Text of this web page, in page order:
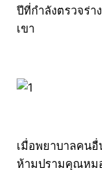
ปีที่กำลังตรวจร่า
เขา
เมื่อพยาบาลคนอื่
ห้ามปรามคุณหม